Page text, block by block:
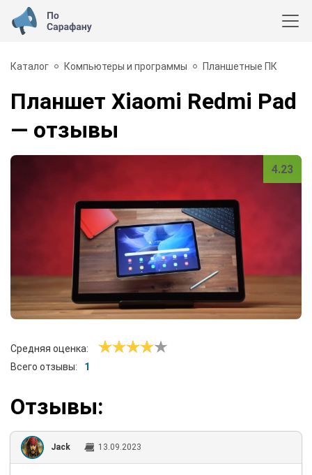
Каталог Компьютеры и программы Планшетные ПК
Планшет Xiaomi Redmi Pad
— отзывы
4.23
Средняя оценка:
Всего отзывы:
1
Отзывы:
Jack 13.09.2023